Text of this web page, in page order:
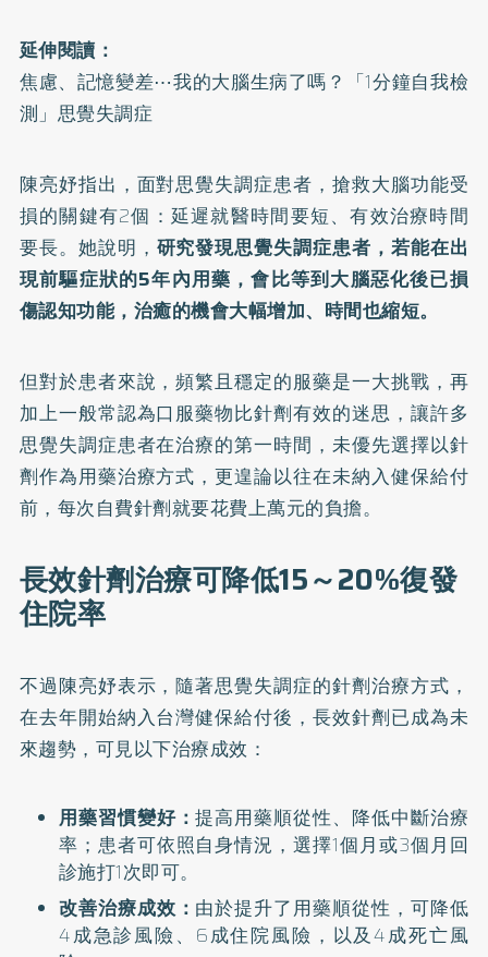
延伸閱讀：
焦慮、記憶變差⋯我的大腦生病了嗎？「1分鐘自我檢
測」思覺失調症
陳亮妤指出，面對思覺失調症患者，搶救大腦功能受
損的關鍵有2個：延遲就醫時間要短、有效治療時間
要長。她說明， 研究發現思覺失調症患者，若能在出
現前驅症狀的5年內用藥，會比等到大腦惡化後已損
傷認知功能，治癒的機會大幅增加、時間也縮短。
但對於患者來說，頻繁且穩定的服藥是一大挑戰，再
加上一般常認為口服藥物比針劑有效的迷思，讓許多
思覺失調症患者在治療的第一時間，未優先選擇以針
劑作為用藥治療方式，更遑論以往在未納入健保給付
前，每次自費針劑就要花費上萬元的負擔。
長效針劑治療可降低15～20%復發
住院率
不過陳亮妤表示，隨著思覺失調症的針劑治療方式，
在去年開始納入台灣健保給付後，長效針劑已成為未
來趨勢，可見以下治療成效：
用藥習慣變好：提高用藥順從性、降低中斷治療
率；患者可依照自身情況，選擇1個月或3個月回
診施打1次即可。
改善治療成效： 由於提升了用藥順從性，可降低
4成急診風險、6成住院風險，以及4成死亡風